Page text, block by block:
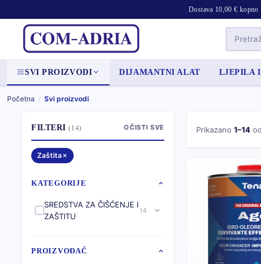
Dostava 10,00 € kopno
SVI PROIZVODI DIJAMANTNI ALAT LJEPILA
Početna / Svi proizvodi
FILTERI(14) OČISTI SVE
Zaštita
KATEGORIJE
SREDSTVA ZA ČIŠĆENJE I
ZAŠTITU
14
PROIZVOĐAČ
Prikazano 1–14 od